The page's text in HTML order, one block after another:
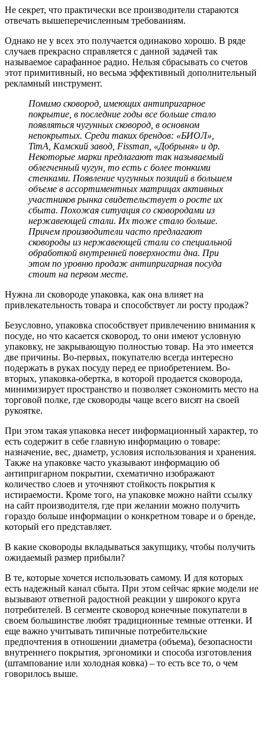
Не секрет, что практически все производители стараются
отвечать вышеперечисленным требованиям.
Однако не у всех это получается одинаково хорошо. В ряде
случаев прекрасно справляется с данной задачей так
называемое сарафанное радио. Нельзя сбрасывать со счетов
этот примитивный, но весьма эффективный дополнительный
рекламный инструмент.
Помимо сковород, имеющих антипригарное
покрытие, в последние годы все больше стало
появляться чугунных сковород, в основном
непокрытых. Среди таких брендов: «БИОЛ»,
TimA, Камский завод, Fissman, «Добрыня» и др.
Некоторые марки предлагают так называемый
облегченный чугун, то есть с более тонкими
стенками. Появление чугунных позиций в большем
объеме в ассортиментных матрицах активных
участников рынка свидетельствует о росте их
сбыта. Похожая ситуация со сковородами из
нержавеющей стали. Их тоже стало больше.
Причем производители часто предлагают
сковороды из нержавеющей стали со специальной
обработкой внутренней поверхности дна. При
этом по уровню продаж антипригарная посуда
стоит на первом месте.
Нужна ли сковороде упаковка, как она влияет на
привлекательность товара и способствует ли росту продаж?
Безусловно, упаковка способствует привлечению внимания к
посуде, но что касается сковород, то они имеют условную
упаковку, не закрывающую полностью товар. На это имеется
две причины. Во-первых, покупателю всегда интересно
подержать в руках посуду перед ее приобретением. Во-
вторых, упаковка-обертка, в которой продается сковорода,
минимизирует пространство и позволяет сэкономить место на
торговой полке, где сковороды чаще всего висят на своей
рукоятке.
При этом такая упаковка несет информационный характер, то
есть содержит в себе главную информацию о товаре:
назначение, вес, диаметр, условия использования и хранения.
Также на упаковке часто указывают информацию об
антипригарном покрытии, схематично изображают
количество слоев и уточняют стойкость покрытия к
истираемости. Кроме того, на упаковке можно найти ссылку
на сайт производителя, где при желании можно получить
гораздо больше информации о конкретном товаре и о бренде,
который его представляет.
В какие сковороды вкладываться закупщику, чтобы получить
ожидаемый размер прибыли?
В те, которые хочется использовать самому. И для которых
есть надежный канал сбыта. При этом сейчас яркие модели не
вызывают ответной радостной реакции у широкого круга
потребителей. В сегменте сковород конечные покупатели в
своем большинстве любят традиционные темные оттенки. И
еще важно учитывать типичные потребительские
предпочтения в отношении диаметра (объема), безопасности
внутреннего покрытия, эргономики и способа изготовления
(штампование или холодная ковка) – то есть все то, о чем
говорилось выше.